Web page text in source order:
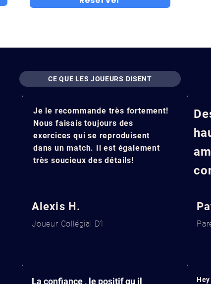
CE QUE LES JOUEURS DISENT
Alexis H.
Joueur Collégial D1
Je le recommande très fortement!
Nous faisais toujours des
exercices qui se reproduisent
dans un match. Il est également
très soucieux des détails!
La confiance , le positif qu il